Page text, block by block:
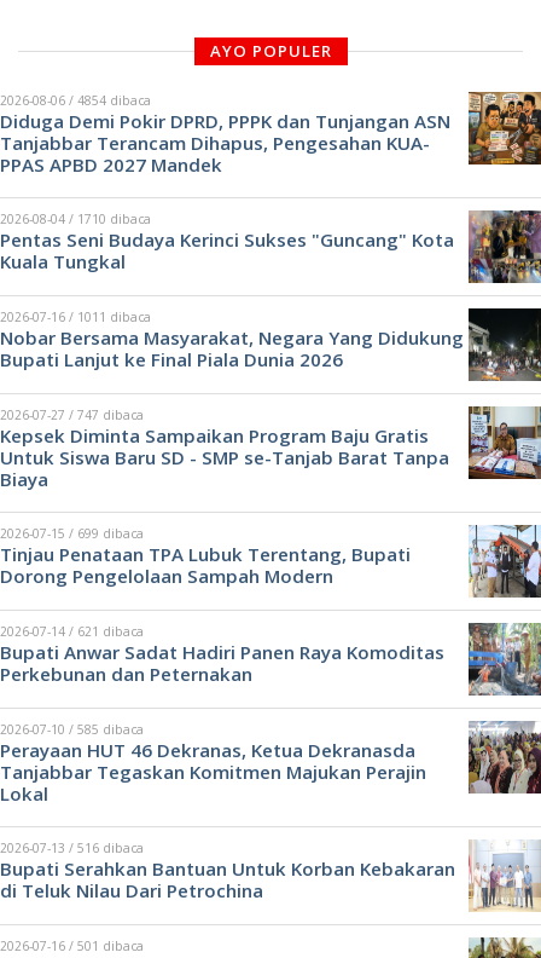
AYO POPULER
2026-08-06 / 4854 dibaca
Diduga Demi Pokir DPRD, PPPK dan Tunjangan ASN
Tanjabbar Terancam Dihapus, Pengesahan KUA-
PPAS APBD 2027 Mandek
2026-08-04 / 1710 dibaca
Pentas Seni Budaya Kerinci Sukses "Guncang" Kota
Kuala Tungkal
2026-07-16 / 1011 dibaca
Nobar Bersama Masyarakat, Negara Yang Didukung
Bupati Lanjut ke Final Piala Dunia 2026
2026-07-27 / 747 dibaca
Kepsek Diminta Sampaikan Program Baju Gratis
Untuk Siswa Baru SD - SMP se-Tanjab Barat Tanpa
Biaya
2026-07-15 / 699 dibaca
Tinjau Penataan TPA Lubuk Terentang, Bupati
Dorong Pengelolaan Sampah Modern
2026-07-14 / 621 dibaca
Bupati Anwar Sadat Hadiri Panen Raya Komoditas
Perkebunan dan Peternakan
2026-07-10 / 585 dibaca
Perayaan HUT 46 Dekranas, Ketua Dekranasda
Tanjabbar Tegaskan Komitmen Majukan Perajin
Lokal
2026-07-13 / 516 dibaca
Bupati Serahkan Bantuan Untuk Korban Kebakaran
di Teluk Nilau Dari Petrochina
2026-07-16 / 501 dibaca